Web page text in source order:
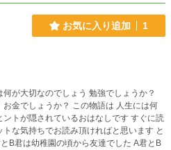
お気に入り追加 1